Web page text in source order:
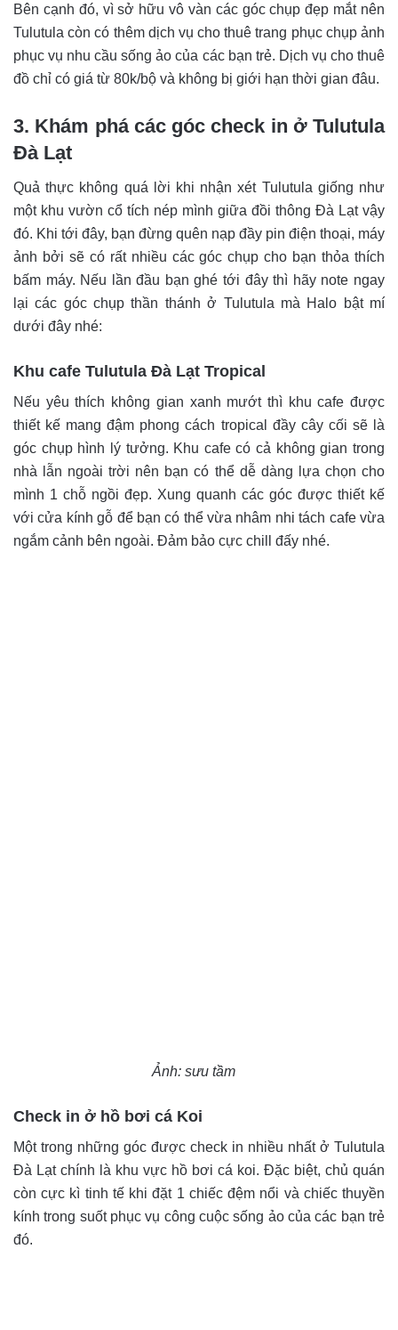
Bên cạnh đó, vì sở hữu vô vàn các góc chụp đẹp mắt nên
Tulutula còn có thêm dịch vụ cho thuê trang phục chụp ảnh
phục vụ nhu cầu sống ảo của các bạn trẻ. Dịch vụ cho thuê
đồ chỉ có giá từ 80k/bộ và không bị giới hạn thời gian đâu.
3. Khám phá các góc check in ở Tulutula
Đà Lạt
Quả thực không quá lời khi nhận xét Tulutula giống như
một khu vườn cổ tích nép mình giữa đồi thông Đà Lạt vậy
đó. Khi tới đây, bạn đừng quên nạp đầy pin điện thoại, máy
ảnh bởi sẽ có rất nhiều các góc chụp cho bạn thỏa thích
bấm máy. Nếu lần đầu bạn ghé tới đây thì hãy note ngay
lại các góc chụp thần thánh ở Tulutula mà Halo bật mí
dưới đây nhé:
Khu cafe Tulutula Đà Lạt Tropical
Nếu yêu thích không gian xanh mướt thì khu cafe được
thiết kế mang đậm phong cách tropical đầy cây cối sẽ là
góc chụp hình lý tưởng. Khu cafe có cả không gian trong
nhà lẫn ngoài trời nên bạn có thể dễ dàng lựa chọn cho
mình 1 chỗ ngồi đẹp. Xung quanh các góc được thiết kế
với cửa kính gỗ để bạn có thể vừa nhâm nhi tách cafe vừa
ngắm cảnh bên ngoài. Đảm bảo cực chill đấy nhé.
Ảnh: sưu tầm
Check in ở hồ bơi cá Koi
Một trong những góc được check in nhiều nhất ở Tulutula
Đà Lạt chính là khu vực hồ bơi cá koi. Đặc biệt, chủ quán
còn cực kì tinh tế khi đặt 1 chiếc đệm nổi và chiếc thuyền
kính trong suốt phục vụ công cuộc sống ảo của các bạn trẻ
đó.